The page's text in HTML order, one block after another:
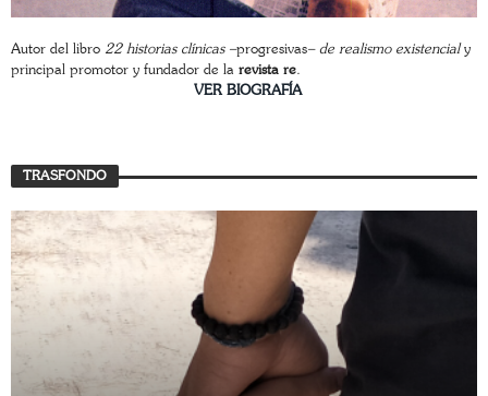
Autor del libro 22 historias clínicas –progresivas– de realismo existencialy
principal promotor y fundador de la revista re.
VER BIOGRAFÍA
TRASFONDO